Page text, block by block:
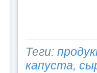
Теги:
капуста,